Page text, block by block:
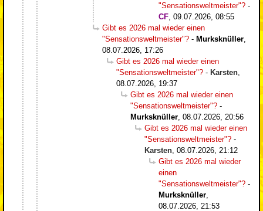
"Sensationsweltmeister"? -
CF 09.07.2026, 08:55
Gibt es 2026 mal wieder einen
"Sensationsweltmeister"? - Murksknüller
08.07.2026, 17:26
Gibt es 2026 mal wieder einen
"Sensationsweltmeister"? - Karsten
08.07.2026, 19:37
Gibt es 2026 mal wieder einen
"Sensationsweltmeister"? -
Murksknüller 08.07.2026, 20:56
Gibt es 2026 mal wieder einen
"Sensationsweltmeister"? -
Karsten 08.07.2026, 21:12
Gibt es 2026 mal wieder
einen
"Sensationsweltmeister"? -
Murksknüller
08.07.2026, 21:53